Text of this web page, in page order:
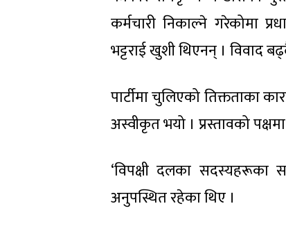
कर्मचारी निकाल्ने गरेकोमा
भट्टराई खुशी थिएनन् । विवाद
पार्टीमा चुलिएको तिक्तताका
अस्वीकृत भयो । प्रस्तावको
‘विपक्षी दलका सदस्यहरूका
अनुपस्थित रहेका थिए ।